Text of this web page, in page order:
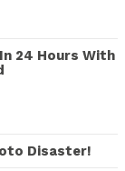
24 Hours With
Disaster!